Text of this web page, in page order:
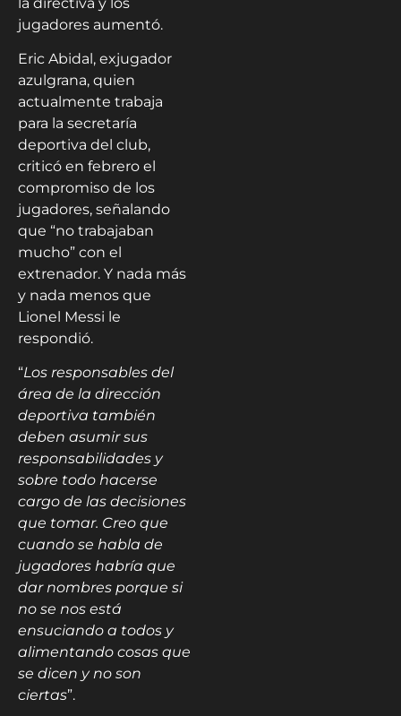
jugadores aumentó.
Eric Abidal, exjugador
azulgrana, quien
actualmente trabaja
para la secretaría
deportiva del club,
criticó en febrero el
compromiso de los
jugadores, señalando
que “no trabajaban
mucho” con el
extrenador. Y nada más
y nada menos que
Lionel Messi le
respondió.
“Los responsables del
área de la dirección
deportiva también
deben asumir sus
responsabilidades y
sobre todo hacerse
cargo de las decisiones
que tomar. Creo que
cuando se habla de
jugadores habría que
dar nombres porque si
no se nos está
ensuciando a todos y
alimentando cosas que
se dicen y no son
ciertas”.